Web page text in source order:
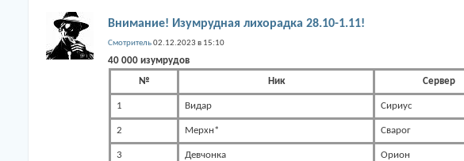
Внимание! Изумрудная лихорадка 28.10-1.11!
Смотритель02.12.2023 в 15:10
40 000 изумрудов
№
Ник Сервер
1 Видар Сириус
2 Мерхн* Сварог
3 Девчонка Орион